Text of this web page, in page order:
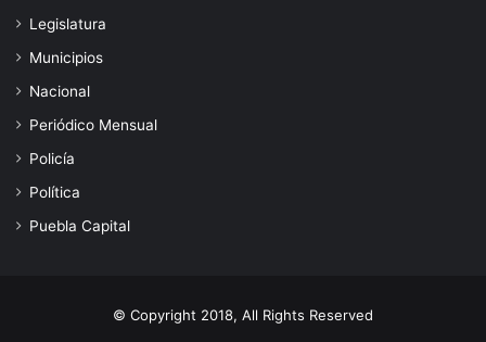
Legislatura
Municipios
Nacional
Periódico Mensual
Policía
Política
Puebla Capital
© Copyright 2018, All Rights Reserved